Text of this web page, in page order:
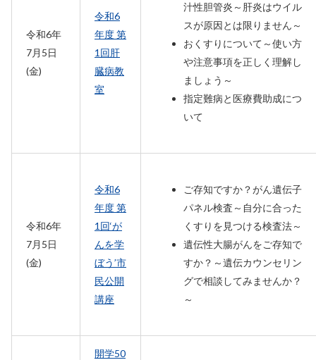
令和6年
7月5日
(金)
令和6
年度 第
1回肝
臓病教
室
汁性胆管炎～肝炎はウイル
スが原因とは限りません～
おくすりについて～使い方
や注意事項を正しく理解し
ましょう～
指定難病と医療費助成につ
いて
令和6年
7月5日
(金)
令和6
年度 第
1回‘が
んを学
ぼう’市
民公開
講座
ご存知ですか？がん遺伝子
パネル検査～自分に合った
くすりを見つける検査法～
遺伝性大腸がんをご存知で
すか？～遺伝カウンセリン
グで相談してみませんか？
～
開学50